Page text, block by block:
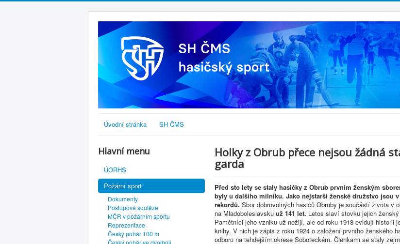
Úvodní stránka SH ČMS
Hlavní menu
ÚORHS
Požární sport
Dokumenty
Postupové soutěže
MČR v požárním sportu
Reprezentace
Český pohár 100 m
Český pohár ve dvojboji
Holky z Obrub přece nejsou žádná
garda
Před sto lety se staly hasičky z Obrub prvním ženským
byly u dalšího milníku. Jako nejstarší ženské družstvo jsou v
rekordů. Sbor dobrovolných hasičů Obruby je součástí života v
na Mladoboleslavsku už 141 let. Letos slaví stovku jejich ženský
Pamětníci jeho vzniku už nežijí, ale od roku 1918 evidují historii
knihy. V nich je zápis z roku 1924 o založení prvního ženského
odboru na tehdejším okrese Soboteckém. Členkami se staly